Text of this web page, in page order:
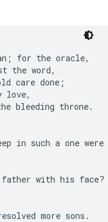
for the oracle,
the word,
care done;
love,
bleeding throne.
in such a one
father with his face?
more sons.